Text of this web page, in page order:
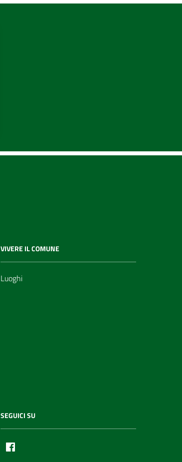
VIVERE IL COMUNE
Luoghi
SEGUICI SU